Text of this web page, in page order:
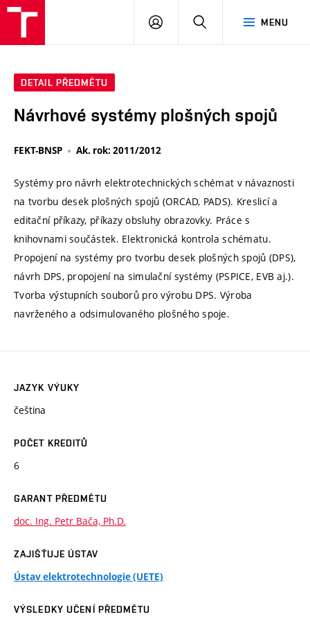
MENU
PŘIHLÁSIT
DETAIL PŘEDMĚTU
Návrhové systémy plošných spojů
FEKT-BNSP Ak. rok: 2011/2012
Systémy pro návrh elektrotechnických schémat v návaznosti
na tvorbu desek plošných spojů (ORCAD, PADS). Kreslicí a
editační příkazy, příkazy obsluhy obrazovky. Práce s
knihovnami součástek. Elektronická kontrola schématu.
Propojení na systémy pro tvorbu desek plošných spojů (DPS),
návrh DPS, propojení na simulační systémy (PSPICE, EVB aj.).
Tvorba výstupních souborů pro výrobu DPS. Výroba
navrženého a odsimulovaného plošného spoje.
JAZYK VÝUKY
čeština
POČET KREDITŮ
6
GARANT PŘEDMĚTU
doc. Ing. Petr Bača, Ph.D.
ZAJIŠŤUJE ÚSTAV
Ústav elektrotechnologie (UETE)
VÝSLEDKY UČENÍ PŘEDMĚTU